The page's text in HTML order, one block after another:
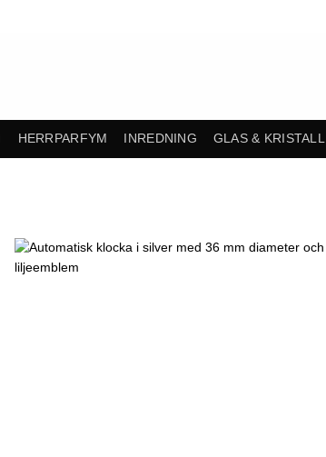
HERRPARFYM INREDNING GLAS & KRISTALL